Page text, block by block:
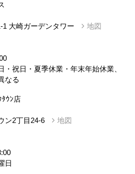
1 大崎ガーデンタワー
地図
・祝日・夏季休業・年末年始休業、
なる
ﾀｳﾝ店
ン2丁目24-6
地図
日